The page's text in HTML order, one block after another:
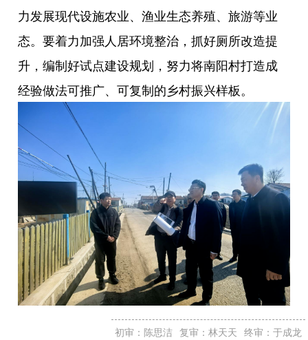
力发展现代设施农业、渔业生态养殖、旅游等业
态。要着力加强人居环境整治，抓好厕所改造提
升，编制好试点建设规划，努力将南阳村打造成
经验做法可推广、可复制的乡村振兴样板。
初审：陈思洁 复审：林天天 终审：于成龙